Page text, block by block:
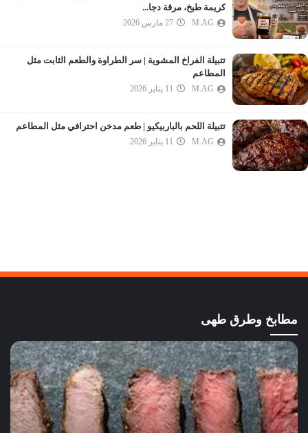
كريمة طبخ، مرقة دجا...
M.AG 27 مارس 2026
تتبيلة الفراخ المشوية | سر الطراوة والطعم الثابت مثل
المطاعم
M.AG 11 يناير 2026
تتبيلة اللحم بالباربيكيو | طعم مدخن احترافي مثل المطاعم
M.AG 11 يناير 2026
مطابخ وطرق طهى